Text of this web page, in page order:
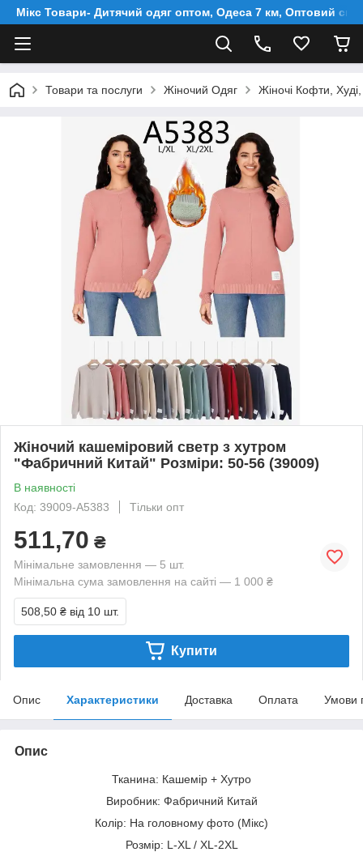
Мікс Товари- Дитячий одяг оптом, Одеса 7 км, Оптовий
Товари та послуги Жіночий Одяг Жіночі Кофти,
Жіночий кашеміровий светр з хутром
"Фабричний Китай" Розміри: 50-56 (39009)
В наявності
Код: 39009-A5383
Тільки опт
511,70 ₴
Мінімальне замовлення — 5 шт.
Мінімальна сума замовлення на сайті — 1 000 ₴
508,50 ₴ від 10 шт.
Купити
Опис Характеристики Доставка Оплата Умови
Опис
Тканина: Кашемір + Хутро
Виробник: Фабричний Китай
Колір: На головному фото (Мікс)
Розмір: L-XL / XL-2XL